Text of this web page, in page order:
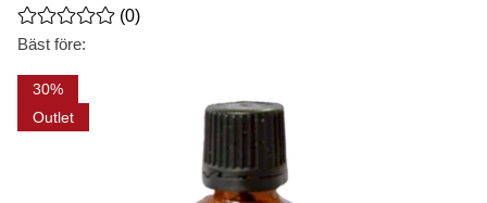
Medelbetyg 0 av 5 Antal betyg 0
(0)
Bäst före:
30
Outlet
Produktbilder Muskatellsalvia Eterisk Olja 50 ml